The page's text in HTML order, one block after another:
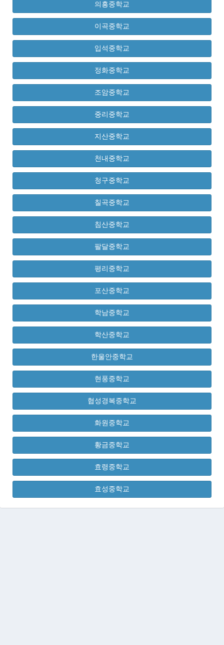
의흥중학교
이곡중학교
입석중학교
정화중학교
조암중학교
중리중학교
지산중학교
천내중학교
청구중학교
칠곡중학교
침산중학교
팔달중학교
평리중학교
포산중학교
학남중학교
학산중학교
한울안중학교
현풍중학교
협성경복중학교
화원중학교
황금중학교
효령중학교
효성중학교